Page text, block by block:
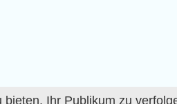
Ihr Publikum zu